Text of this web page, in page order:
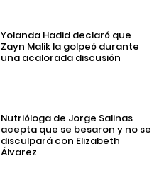
Yolanda Hadid declaró que
Zayn Malik la golpeó durante
una acalorada discusión
Nutrióloga de Jorge Salinas
acepta que se besaron y no se
disculpará con Elizabeth
Álvarez